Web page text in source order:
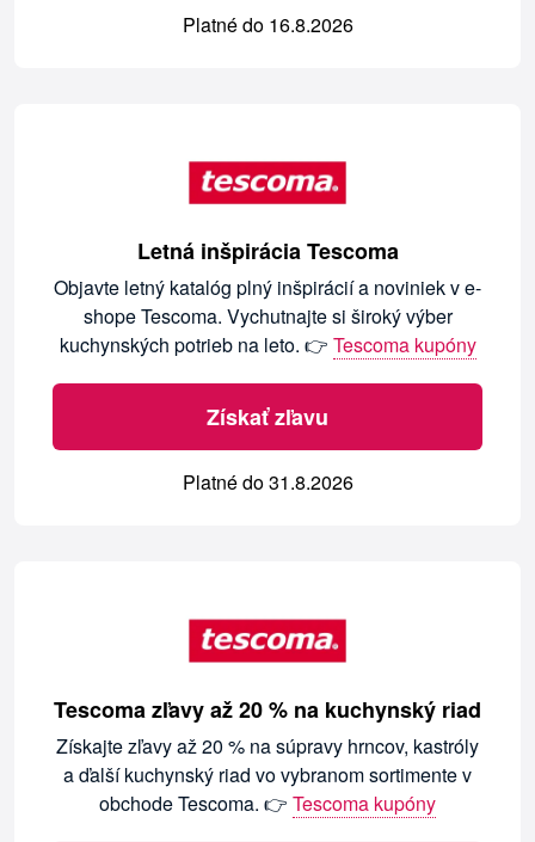
Platné do 16.8.2026
Letná inšpirácia Tescoma
Objavte letný katalóg plný inšpirácií a noviniek v e-
shope Tescoma. Vychutnajte si široký výber
kuchynských potrieb na leto. 👉 Tescoma kupóny
Získať zľavu
Platné do 31.8.2026
Tescoma zľavy až 20 % na kuchynský riad
Získajte zľavy až 20 % na súpravy hrncov, kastróly
a ďalší kuchynský riad vo vybranom sortimente v
obchode Tescoma. 👉 Tescoma kupóny